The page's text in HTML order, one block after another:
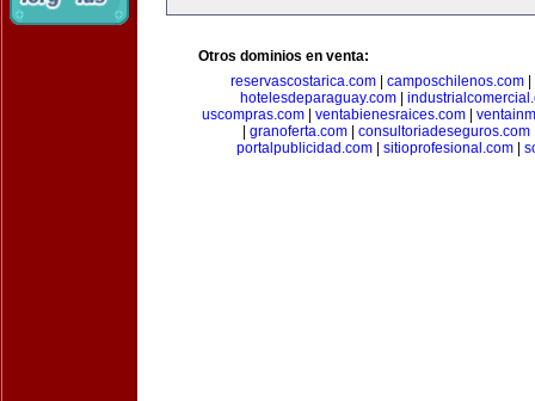
Otros dominios en venta:
reservascostarica.com
camposchilenos.com
hotelesdeparaguay.com|
uscompras.com| ventabienesraices.com|
granoferta.com| consultoriadeseguros.com
portalpublicidad.com
sitioprofesional.com